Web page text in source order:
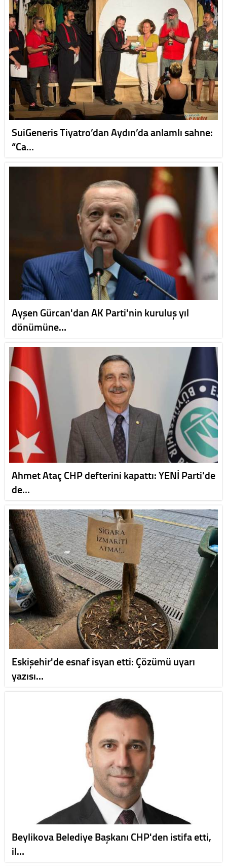
SuiGeneris Tiyatro’dan Aydın’da anlamlı sahne:
“Ca…
Ayşen Gürcan'dan AK Parti'nin kuruluş yıl
dönümüne…
Ahmet Ataç CHP defterini kapattı: YENİ Parti'de
de…
Eskişehir'de esnaf isyan etti: Çözümü uyarı
yazısı…
Beylikova Belediye Başkanı CHP'den istifa etti,
il…